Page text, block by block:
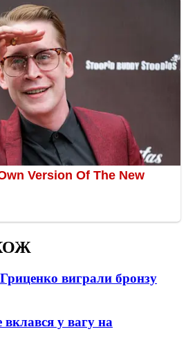
виграли бронзу
у вагу на